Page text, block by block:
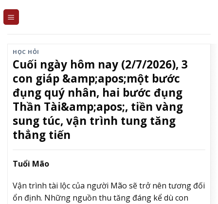
HỌC HỎI
Cuối ngày hôm nay (2/7/2026), 3
con giáp &amp;apos;một bước
đụng quý nhân, hai bước đụng
Thần Tài&amp;apos;, tiền vàng
sung túc, vận trình tung tăng
thẳng tiến
Tuổi Mão
Vận trình tài lộc của người Mão sẽ trở nên tương đối
ổn định. Những nguồn thu tăng đáng kể dù con